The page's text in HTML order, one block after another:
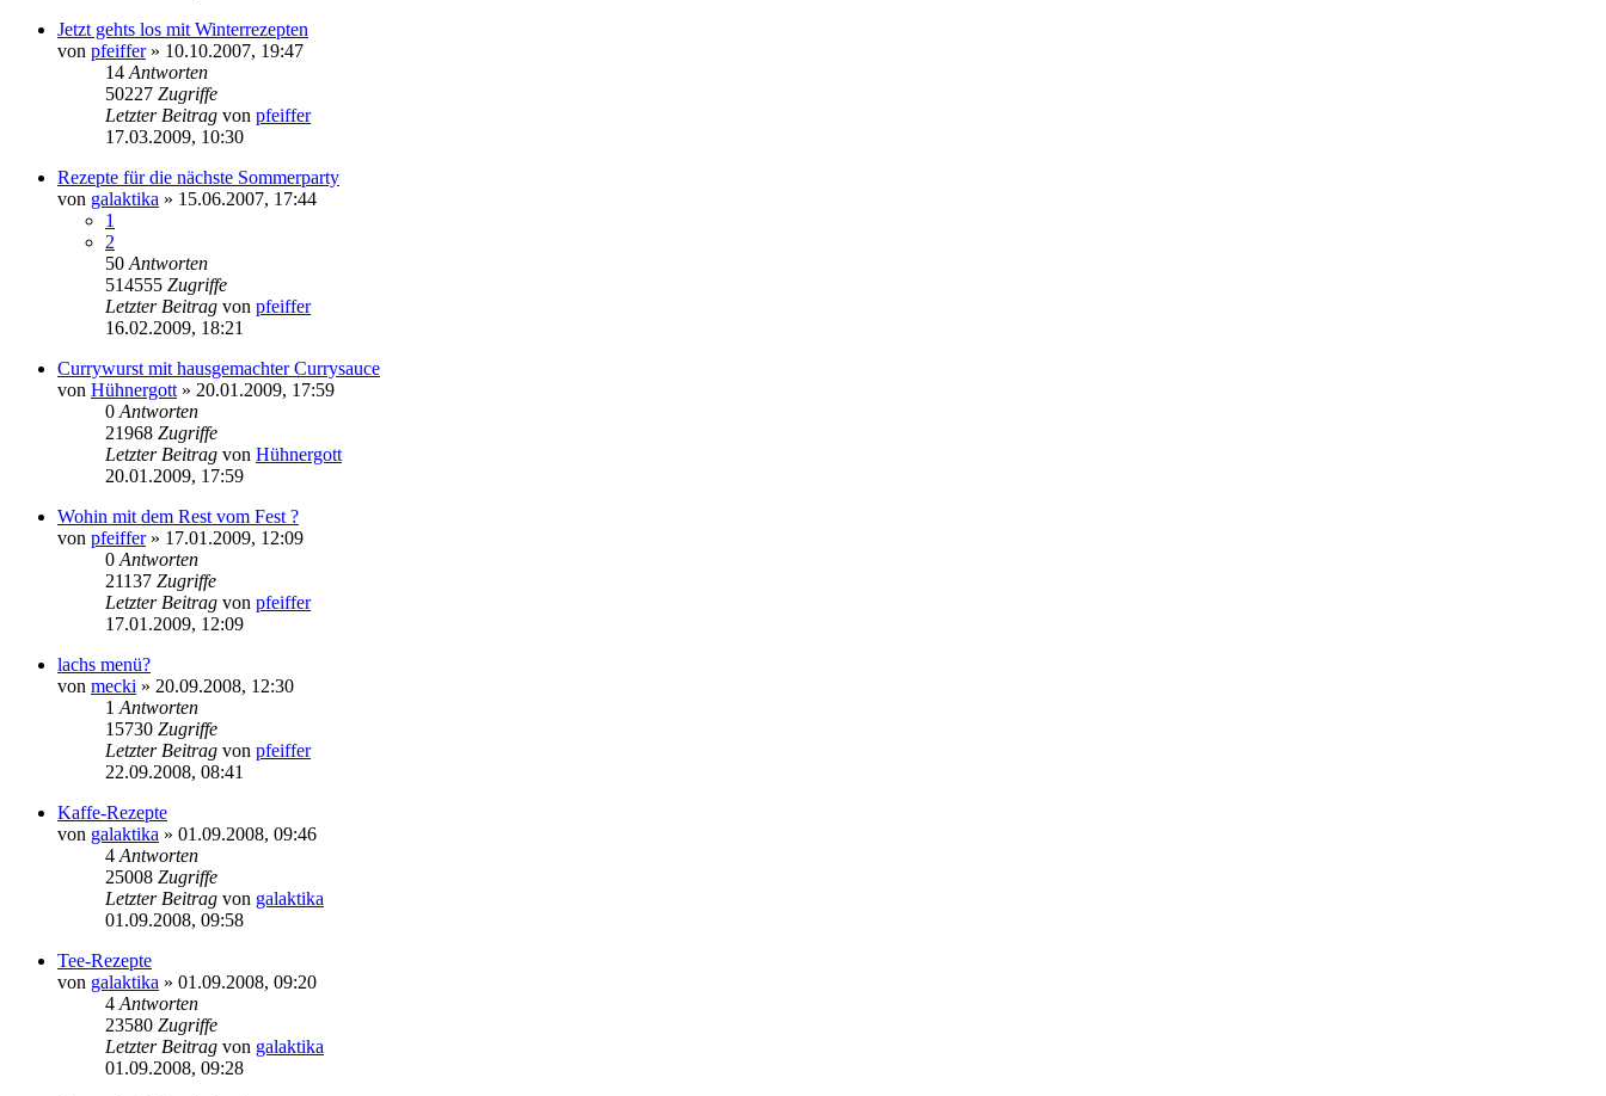
Jetzt gehts los mit Winterrezepten
von pfeiffer» 10.10.2007, 19:47
14 Antworten
50227 Zugriffe
Letzter Beitrag von pfeiffer
17.03.2009, 10:30
Rezepte für die nächste Sommerparty
von galaktika » 15.06.2007, 17:44
1
2
50 Antworten
514555 Zugriffe
Letzter Beitrag von pfeiffer
16.02.2009, 18:21
Currywurst mit hausgemachter Currysauce
von Hühnergott » 20.01.2009, 17:59
0 Antworten
21968 Zugriffe
Letzter Beitrag von Hühnergott
20.01.2009, 17:59
Wohin mit dem Rest vom Fest ?
von pfeiffer» 17.01.2009, 12:09
0 Antworten
21137 Zugriffe
Letzter Beitrag von pfeiffer
17.01.2009, 12:09
lachs menü?
von mecki » 20.09.2008, 12:30
1 Antworten
15730 Zugriffe
Letzter Beitrag von pfeiffer
22.09.2008, 08:41
Kaffe-Rezepte
von galaktika » 01.09.2008, 09:46
4 Antworten
25008 Zugriffe
Letzter Beitrag von galaktika
01.09.2008, 09:58
Tee-Rezepte
von galaktika » 01.09.2008, 09:20
4 Antworten
23580 Zugriffe
Letzter Beitrag von galaktika
01.09.2008, 09:28